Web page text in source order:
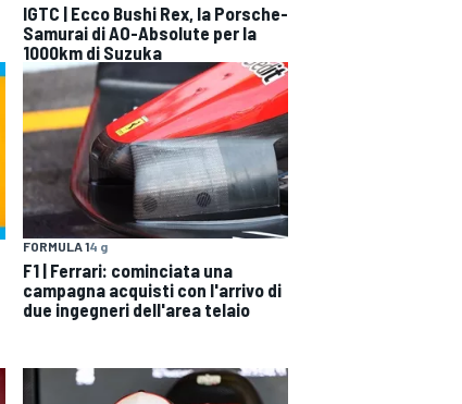
IGTC | Ecco Bushi Rex, la Porsche-
Samurai di AO-Absolute per la
1000km di Suzuka
FORMULA 14 g
F1 | Ferrari: cominciata una
campagna acquisti con l'arrivo di
due ingegneri dell'area telaio